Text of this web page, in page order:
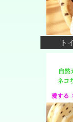
ト